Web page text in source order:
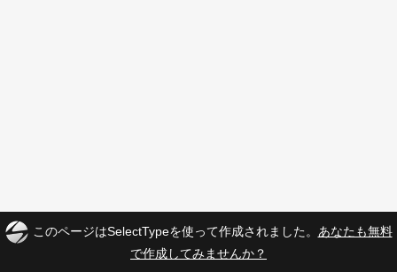
このページはSelectTypeを使って作成されました。 あなたも無料
で作成してみませんか？